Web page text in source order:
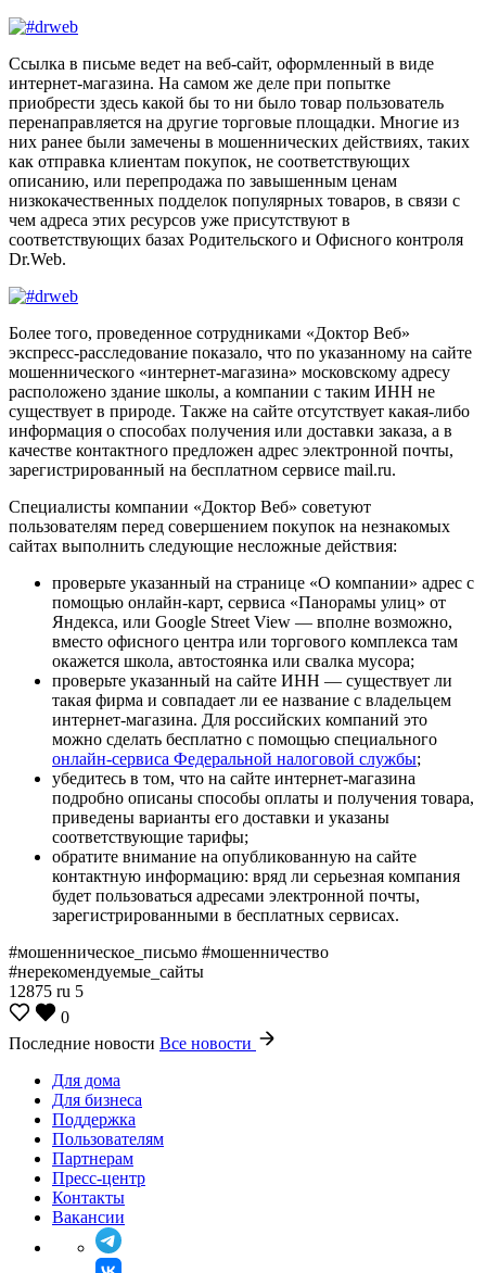
Ссылка в письме ведет на веб-сайт, оформленный в виде
интернет-магазина. На самом же деле при попытке
приобрести здесь какой бы то ни было товар пользователь
перенаправляется на другие торговые площадки. Многие из
них ранее были замечены в мошеннических действиях, таких
как отправка клиентам покупок, не соответствующих
описанию, или перепродажа по завышенным ценам
низкокачественных подделок популярных товаров, в связи с
чем адреса этих ресурсов уже присутствуют в
соответствующих базах Родительского и Офисного контроля
Dr.Web.
Более того, проведенное сотрудниками «Доктор Веб»
экспресс-расследование показало, что по указанному на сайте
мошеннического «интернет-магазина» московскому адресу
расположено здание школы, а компании с таким ИНН не
существует в природе. Также на сайте отсутствует какая-либо
информация о способах получения или доставки заказа, а в
качестве контактного предложен адрес электронной почты,
зарегистрированный на бесплатном сервисе mail.ru.
Специалисты компании «Доктор Веб» советуют
пользователям перед совершением покупок на незнакомых
сайтах выполнить следующие несложные действия:
проверьте указанный на странице «О компании» адрес с
помощью онлайн-карт, сервиса «Панорамы улиц» от
Яндекса, или Google Street View — вполне возможно,
вместо офисного центра или торгового комплекса там
окажется школа, автостоянка или свалка мусора;
проверьте указанный на сайте ИНН — существует ли
такая фирма и совпадает ли ее название с владельцем
интернет-магазина. Для российских компаний это
можно сделать бесплатно с помощью специального
онлайн-сервиса Федеральной налоговой службы;
убедитесь в том, что на сайте интернет-магазина
подробно описаны способы оплаты и получения товара,
приведены варианты его доставки и указаны
соответствующие тарифы;
обратите внимание на опубликованную на сайте
контактную информацию: вряд ли серьезная компания
будет пользоваться адресами электронной почты,
зарегистрированными в бесплатных сервисах.
#мошенническое_письмо #мошенничество
#нерекомендуемые_сайты
12875 ru 5
0
Последние новости Все новости
Для дома
Для бизнеса
Поддержка
Пользователям
Партнерам
Пресс-центр
Контакты
Вакансии